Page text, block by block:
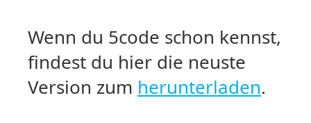
Wenn du 5code schon kennst,
findest du hier die neuste
Version zum herunterladen.